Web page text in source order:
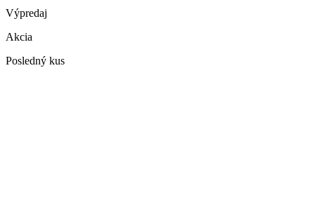
Výpredaj
Akcia
Posledný kus